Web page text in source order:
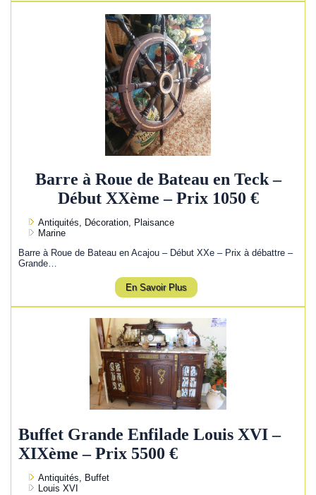
Barre à Roue de Bateau en Teck –
Début XXème – Prix 1050 €
Antiquités, Décoration, Plaisance
Marine
Barre à Roue de Bateau en Acajou – Début XXe – Prix à débattre –
Grande…
En Savoir Plus
Buffet Grande Enfilade Louis XVI –
XIXème – Prix 5500 €
Antiquités, Buffet
Louis XVI